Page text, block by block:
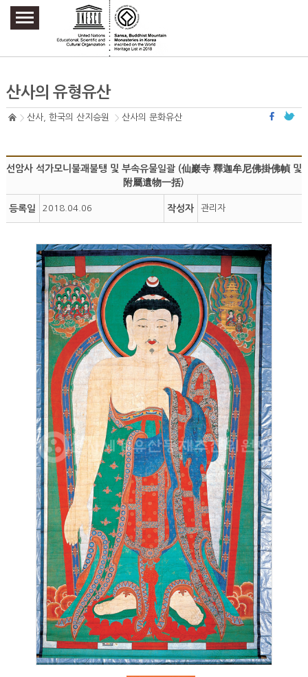
주요메뉴 바로가기
본문 바로가기
하단메뉴 바로가기
산사의 유형유산
산사, 한국의 산지승원 산사의 문화유산
선암사 석가모니불괘불탱 및 부속유물일괄 (仙巖寺 釋迦牟尼佛掛佛幀 및
附屬遺物一括)
등록일 2018.04.06 작성자 관리자